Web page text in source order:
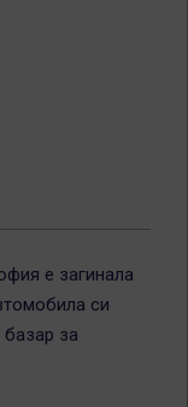
е загинала
си
за